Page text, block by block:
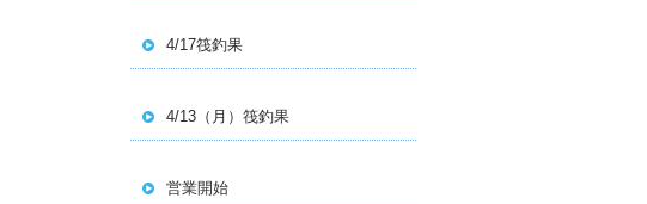
4/17筏釣果
4/13（月）筏釣果
営業開始